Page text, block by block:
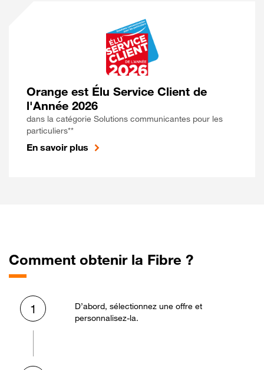
Orange est Élu Service Client de
l'Année 2026
dans la catégorie Solutions communicantes pour les
particuliers**
En savoir plus
Comment obtenir la Fibre ?
1
D’abord, sélectionnez une offre et
personnalisez-la.